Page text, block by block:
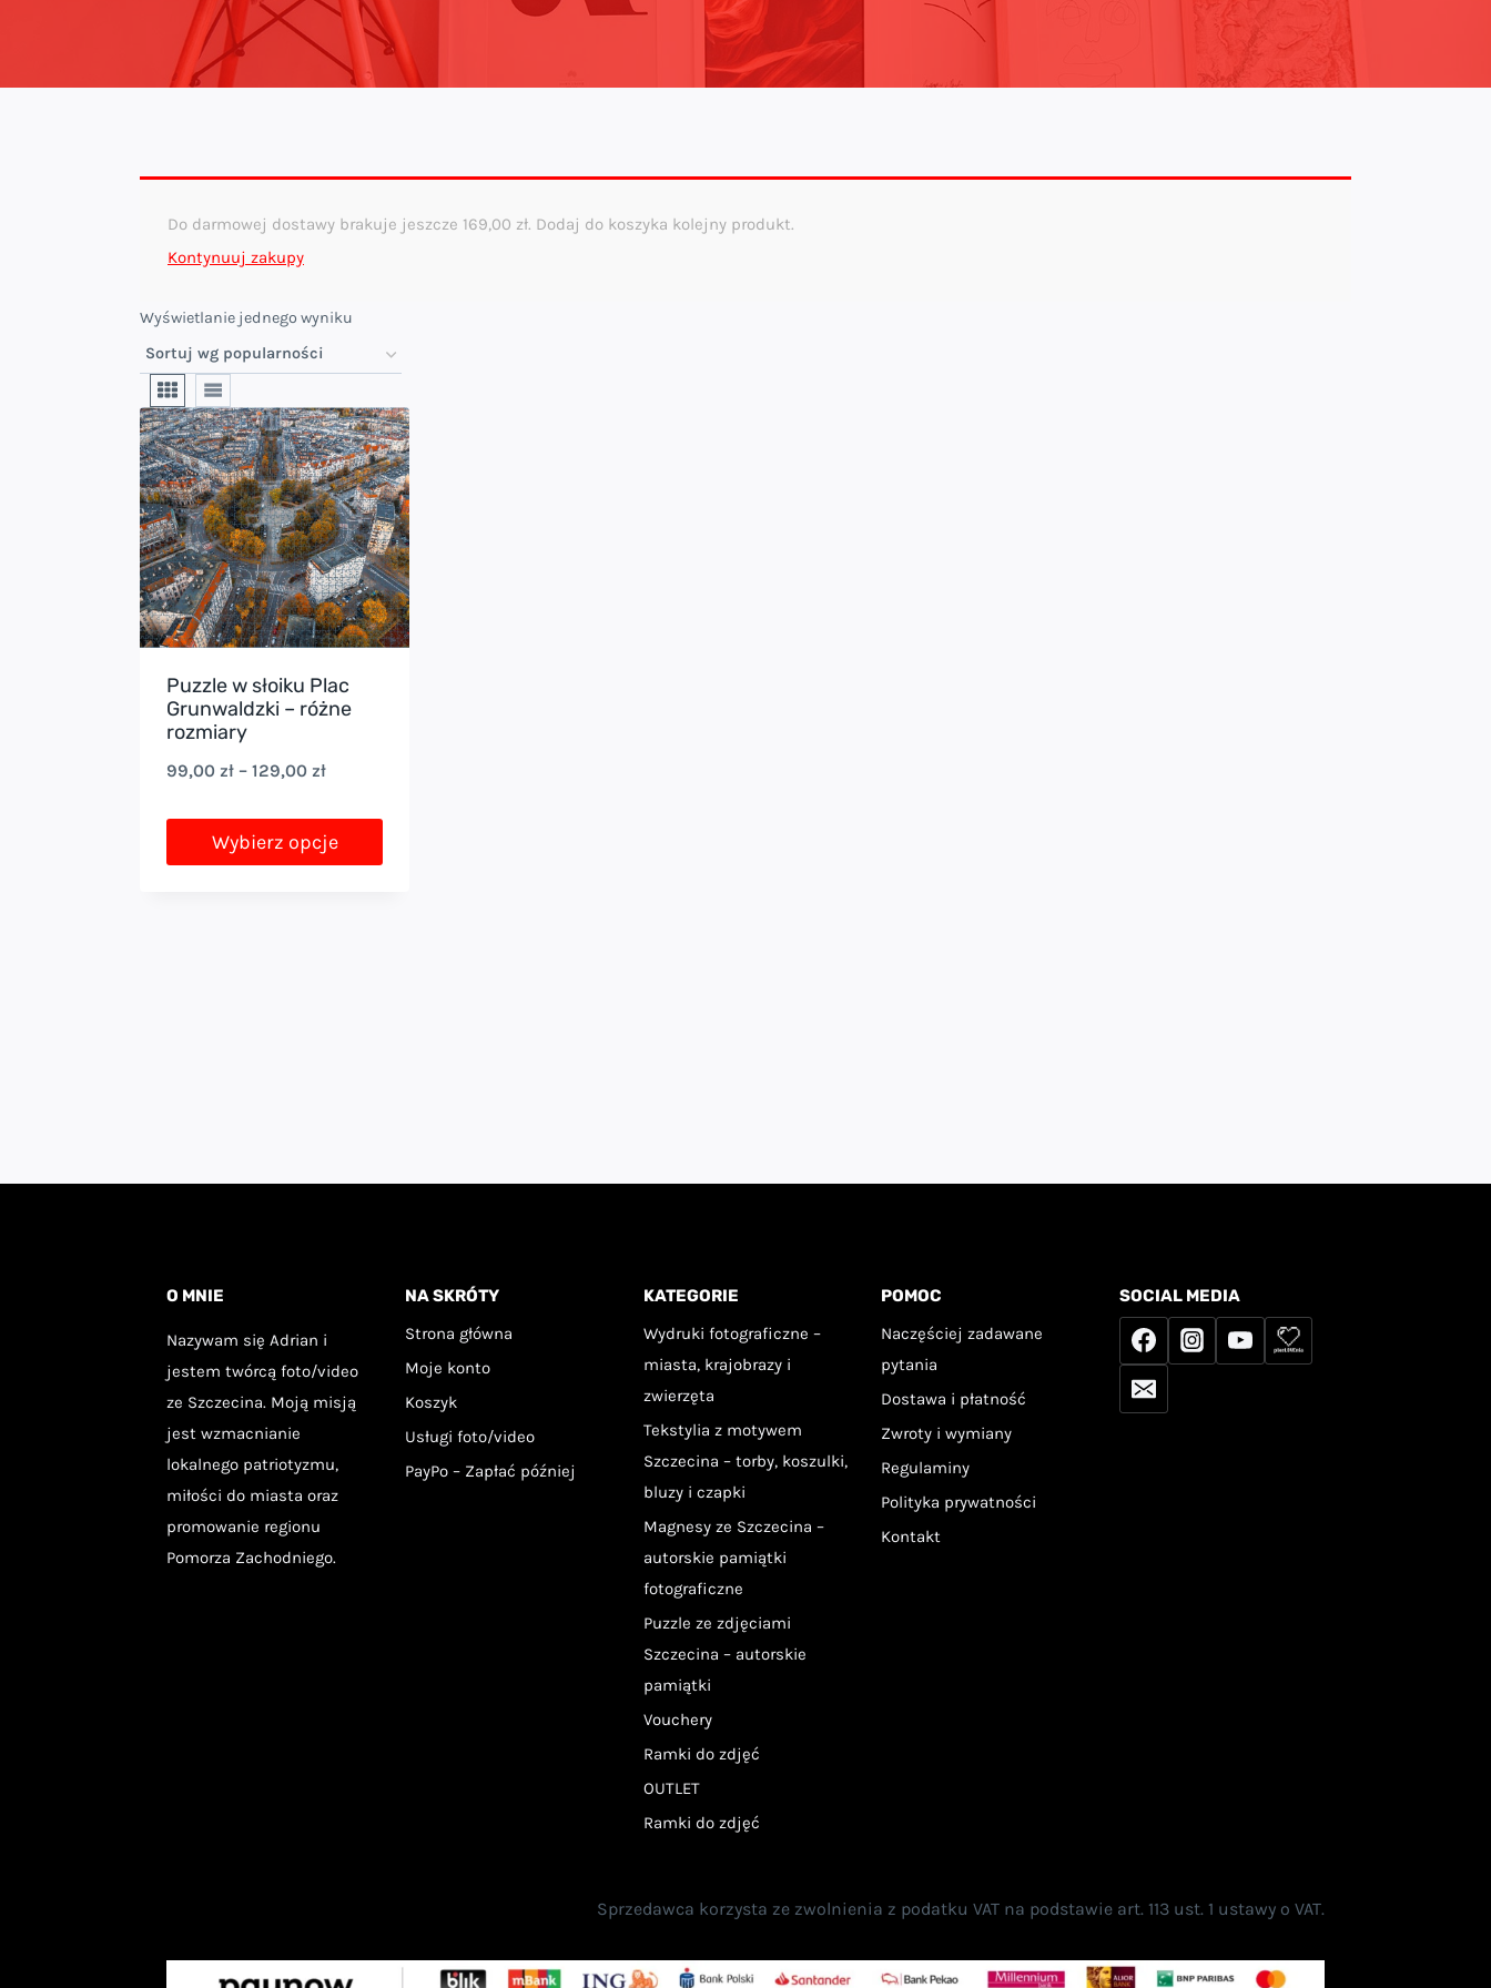
Do darmowej dostawy brakuje jeszcze 169,00 zł. Dodaj do koszyka kolejny produkt.
Kontynuuj zakupy
Wyświetlanie jednego wyniku
Puzzle w słoiku Plac
Grunwaldzki – różne
rozmiary
99,00 zł – 129,00 złZakres
od
Wybierz opcje
O MNIE
Nazywam się Adrian i
jestem twórcą foto/video
ze Szczecina. Moją misją
jest wzmacnianie
lokalnego patriotyzmu,
miłości do miasta oraz
promowanie regionu
Pomorza Zachodniego.
NA SKRÓTY
Strona główna
Moje konto
Koszyk
Usługi foto/video
PayPo – Zapłać później
KATEGORIE
Wydruki fotograficzne –
miasta, krajobrazy i
zwierzęta
Tekstylia z motywem
Szczecina – torby, koszulki,
bluzy i czapki
Magnesy ze Szczecina –
autorskie pamiątki
fotograficzne
Puzzle ze zdjęciami
Szczecina – autorskie
pamiątki
Vouchery
Ramki do zdjęć
OUTLET
Ramki do zdjęć
POMOC
Naczęściej zadawane
pytania
Dostawa i płatność
Zwroty i wymiany
Regulaminy
Polityka prywatności
Kontakt
SOCIAL MEDIA
Sprzedawca korzysta ze zwolnienia z podatku VAT na podstawie art. 113 ust. 1 ustawy o VAT.